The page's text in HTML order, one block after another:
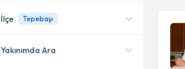
İlçe Tepebaşı
Yakınımda Ara